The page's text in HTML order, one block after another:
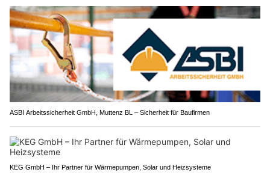
ASBI Arbeitssicherheit GmbH, Muttenz BL – Sicherheit für Baufirmen
KEG GmbH – Ihr Partner für Wärmepumpen, Solar und Heizsysteme